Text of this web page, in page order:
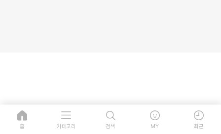
홈 카테고리 검색 MY 최근